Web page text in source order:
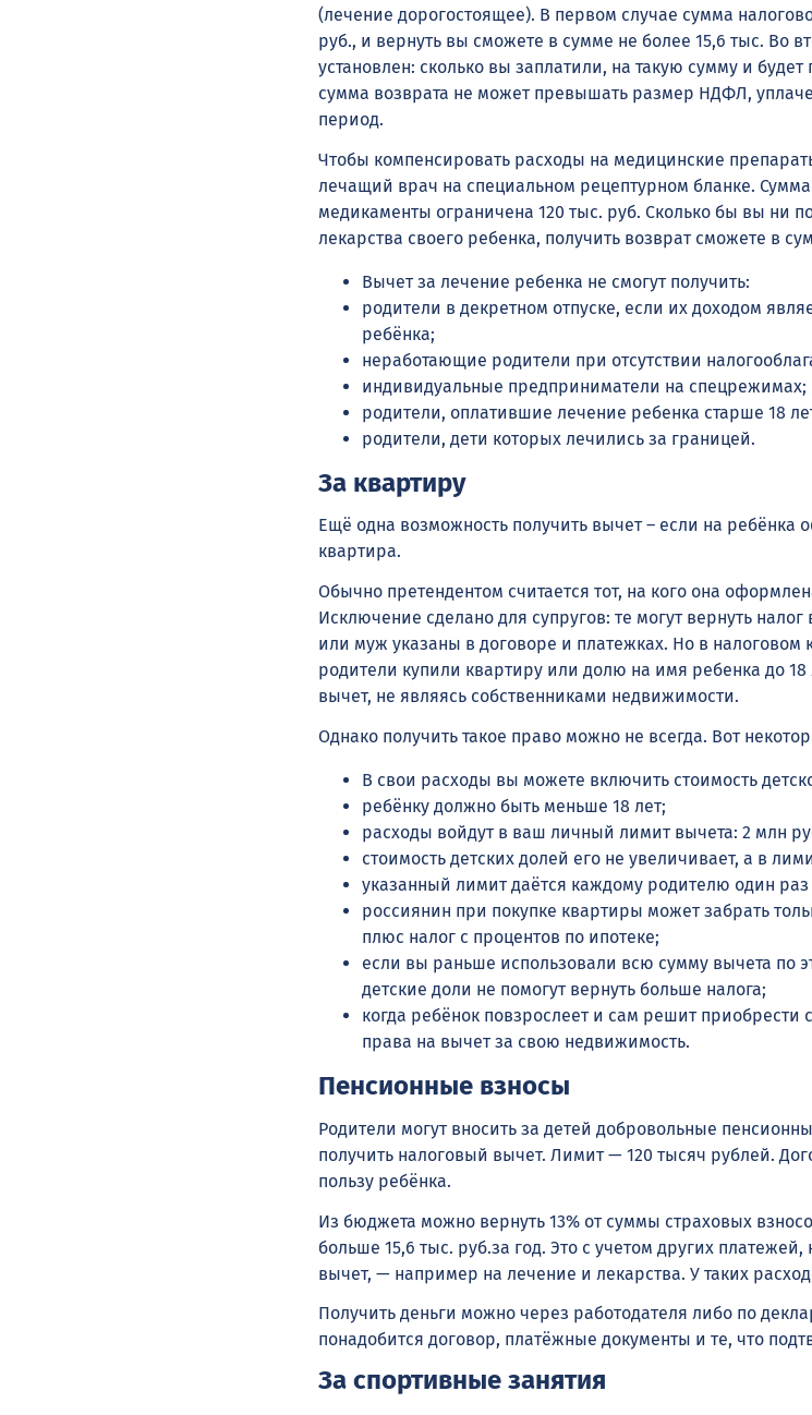
(лечение дорогостоящее). В первом случае сумма
руб., и вернуть вы сможете в сумме не более 15,6 тыс. Во
установлен: сколько вы заплатили, на такую сумму и
сумма возврата не может превышать размер НДФЛ,
период.
Чтобы компенсировать расходы на медицинские
лечащий врач на специальном рецептурном бланке. Сумма
медикаменты ограничена 120 тыс. руб. Сколько бы вы ни
лекарства своего ребенка, получить возврат сможете в
Вычет за лечение ребенка не смогут получить:
родители в декретном отпуске, если их доходом
ребёнка;
неработающие родители при отсутствии
индивидуальные предприниматели на спецрежимах;
родители, оплатившие лечение ребенка старше 18
родители, дети которых лечились за границей.
За квартиру
Ещё одна возможность получить вычет – если на ребёнка
квартира.
Обычно претендентом считается тот, на кого она
Исключение сделано для супругов: те могут вернуть
или муж указаны в договоре и платежках. Но в налоговом
родители купили квартиру или долю на имя ребенка до 18
вычет, не являясь собственниками недвижимости.
Однако получить такое право можно не всегда. Вот
В свои расходы вы можете включить стоимость
ребёнку должно быть меньше 18 лет;
расходы войдут в ваш личный лимит вычета: 2 млн
cтоимость детских долей его не увеличивает, а в
указанный лимит даётся каждому родителю один
россиянин при покупке квартиры может забрать
плюс налог с процентов по ипотеке;
если вы раньше использовали всю сумму вычета по
детские доли не помогут вернуть больше налога;
когда ребёнок повзрослеет и сам решит приобрести
права на вычет за свою недвижимость.
Пенсионные взносы
Родители могут вносить за детей добровольные
получить налоговый вычет. Лимит — 120 тысяч рублей.
пользу ребёнка.
Из бюджета можно вернуть 13% от суммы страховых
больше 15,6 тыс. руб.за год. Это с учетом других
вычет, — например на лечение и лекарства. У таких
Получить деньги можно через работодателя либо по
понадобится договор, платёжные документы и те, что
За спортивные занятия